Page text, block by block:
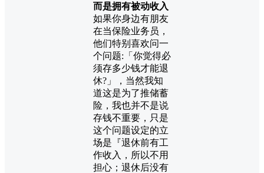
而是拥有被动收入
如果你身边有朋友
在当保险业务员，
他们特别喜欢问一
个问题:「你觉得必
须存多少钱才能退
休?」，当然我知
道这是为了推储蓄
险，我也并不是说
存钱不重要，只是
这个问题设定的立
场是『退休前有工
作收入，所以不用
担心；退休后没有